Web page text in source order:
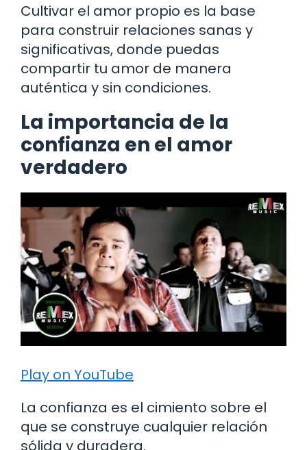
Cultivar el amor propio es la base
para construir relaciones sanas y
significativas, donde puedas
compartir tu amor de manera
auténtica y sin condiciones.
La importancia de la
confianza en el amor
verdadero
Play on YouTube
La confianza es el cimiento sobre el
que se construye cualquier relación
sólida y duradera.